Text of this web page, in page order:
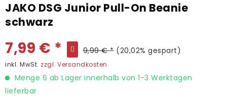
JAKO DSG Junior Pull-On Beanie
schwarz
7,99 € * 9,99 € * (20,02% gespart)
inkl. MwSt. zzgl. Versandkosten
Menge 6 ab Lager innerhalb von 1-3 Werktagen
lieferbar